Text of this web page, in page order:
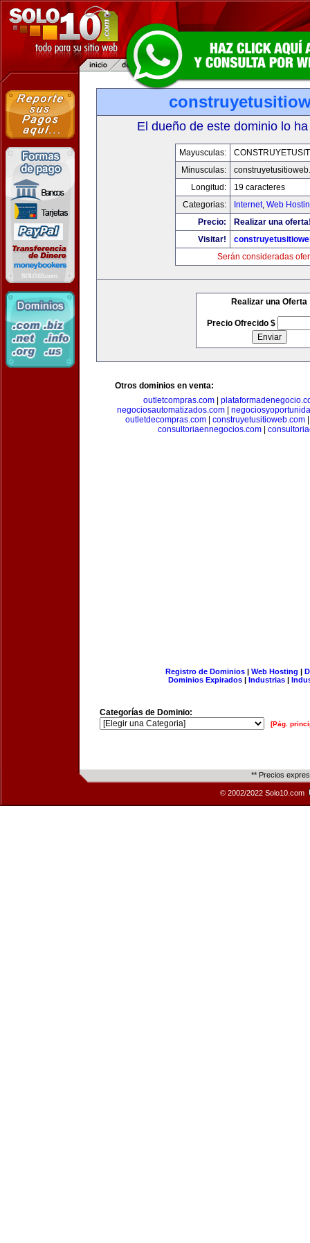
El dueño de este dominio lo
Mayusculas:
Minusculas:
Longitud:
19 caracteres
Categorias:
Internet, Web
Precio:
Realizar una
Visitar!
Serán consideradas
Realizar una Oferta
Precio Ofrecido $
Otros dominios en venta:
outletcompras.com
negociosautomatizados.com|
outletdecompras.com
construyetusitioweb.com
consultoriaennegocios.com
Registro de Dominios| Web Hosting |
Dominios Expirados | Industrias |
Categorías de Dominio:
[Pág.
** Precios
© 2002/2022 Solo10.com